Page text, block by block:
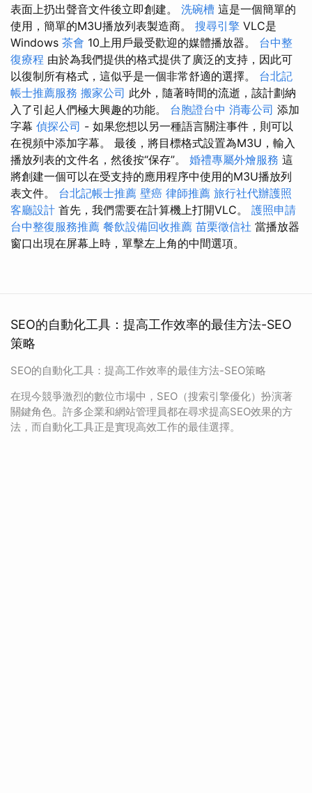
表面上扔出聲音文件後立即創建。 洗碗槽 這是一個簡單的
使用，簡單的M3U播放列表製造商。 搜尋引擎 VLC是
Windows 茶會 10上用戶最受歡迎的媒體播放器。 台中整
復療程 由於為我們提供的格式提供了廣泛的支持，因此可
以復制所有格式，這似乎是一個非常舒適的選擇。 台北記
帳士推薦服務 搬家公司 此外，隨著時間的流逝，該計劃納
入了引起人們極大興趣的功能。 台胞證台中 消毒公司 添加
字幕 偵探公司 - 如果您想以另一種語言關注事件，則可以
在視頻中添加字幕。 最後，將目標格式設置為M3U，輸入
播放列表的文件名，然後按“保存”。 婚禮專屬外燴服務 這
將創建一個可以在受支持的應用程序中使用的M3U播放列
表文件。 台北記帳士推薦 壁癌 律師推薦 旅行社代辦護照
客廳設計 首先，我們需要在計算機上打開VLC。 護照申請
台中整復服務推薦 餐飲設備回收推薦 苗栗徵信社 當播放器
窗口出現在屏幕上時，單擊左上角的中間選項。
SEO的自動化工具：提高工作效率的最佳方法-SEO
策略
SEO的自動化工具：提高工作效率的最佳方法-SEO策略
在現今競爭激烈的數位市場中，SEO（搜索引擎優化）扮演著
關鍵角色。許多企業和網站管理員都在尋求提高SEO效果的方
法，而自動化工具正是實現高效工作的最佳選擇。